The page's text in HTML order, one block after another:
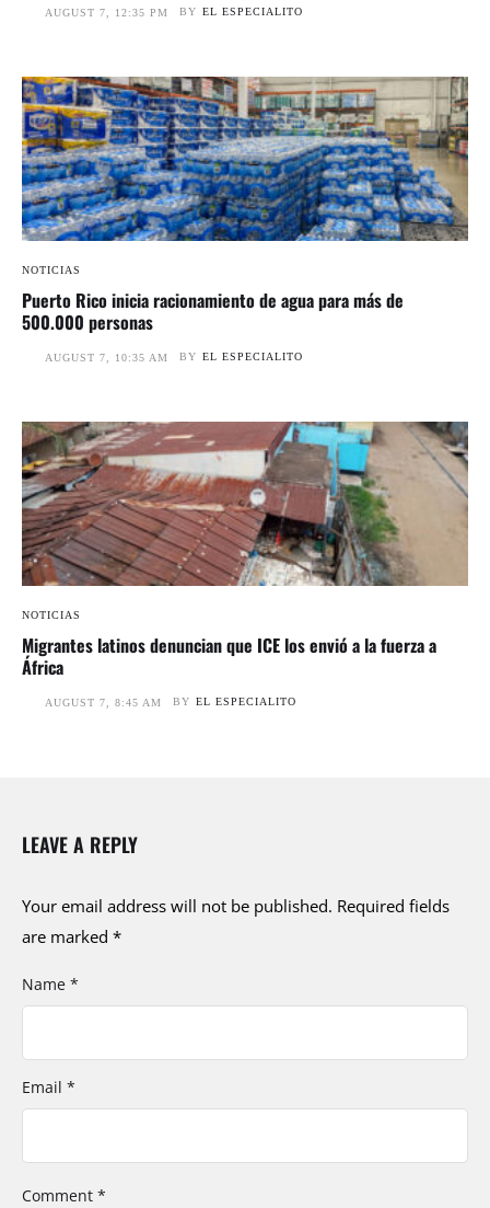
AUGUST 7, 12:35 PM BY EL ESPECIALITO
NOTICIAS
Puerto Rico inicia racionamiento de agua para más de
500.000 personas
AUGUST 7, 10:35 AM BY EL ESPECIALITO
NOTICIAS
Migrantes latinos denuncian que ICE los envió a la fuerza a
África
AUGUST 7, 8:45 AM BY EL ESPECIALITO
LEAVE A REPLY
Your email address will not be published. Required fields
are marked *
Comment *
Name *
Email *